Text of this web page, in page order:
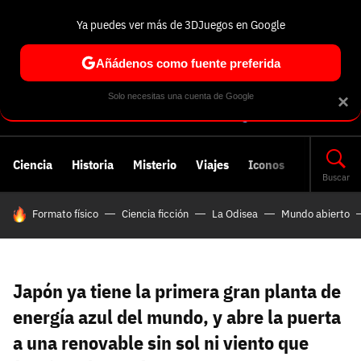
Ciencia Historia Misterio Viajes Iconos
Buscar
HOY SE HABLA DE
Formato físico Ciencia ficción La Odisea Mundo abierto
Japón ya tiene la primera gran planta de
energía azul del mundo, y abre la puerta
a una renovable sin sol ni viento que
Entra en 3DJuegos
Correo electrónico
Contraseña
Entra con Google
Regístrate en 3DJuegos
Correo electrónico
Contraseña (mínimo 6 caracteres)
Repetir contraseña
Nombre de usuario
Se usa para la dirección de tu página de usuario.
Piénsalo bien porque no podrás cambiarlo. Mínimo 3
Recuperar contraseña
Correo electrónico
Recuperar contraseña Cancelar
Te enviaremos un correo electrónico con un
Correo electrónico asociado a tu cuenta de
Facebook:
×
Ya puedes ver más de 3DJuegos en Google
Añádenos como fuente preferida
Solo necesitas una cuenta de Google